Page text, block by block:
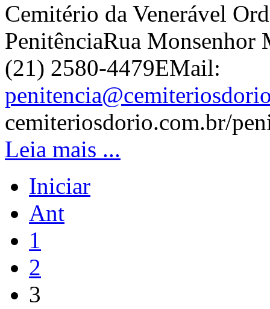
Cemitério da Venerável
PenitênciaRua Monsenhor
(21) 2580-4479EMail:
cemiteriosdorio.com.br/
Leia mais ...
Iniciar
Ant
1
2
3